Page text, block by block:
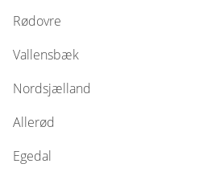
Rødovre
Vallensbæk
Nordsjælland
Allerød
Egedal